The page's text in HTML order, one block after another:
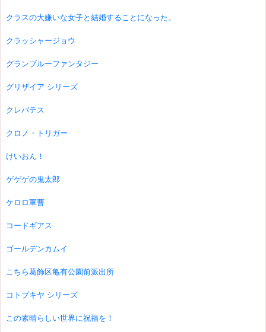
クラスの大嫌いな女子と結婚することになった。
クラッシャージョウ
グランブルーファンタジー
グリザイア シリーズ
クレバテス
クロノ・トリガー
けいおん！
ゲゲゲの鬼太郎
ケロロ軍曹
コードギアス
ゴールデンカムイ
こちら葛飾区亀有公園前派出所
コトブキヤ シリーズ
この素晴らしい世界に祝福を！